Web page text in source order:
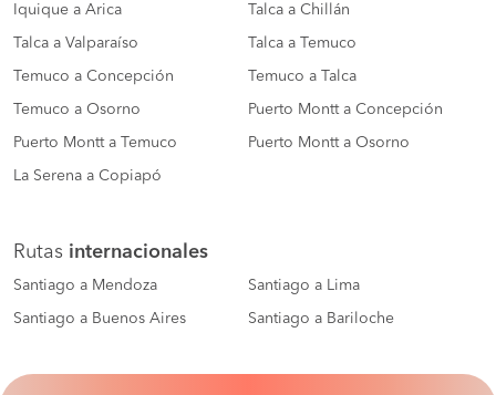
Iquique a Arica Talca a Chillán
Talca a Valparaíso Talca a Temuco
Temuco a Concepción Temuco a Talca
Temuco a Osorno Puerto Montt a Concepción
Puerto Montt a Temuco Puerto Montt a Osorno
La Serena a Copiapó
Rutas internacionales
Santiago a Mendoza Santiago a Lima
Santiago a Buenos Aires Santiago a Bariloche